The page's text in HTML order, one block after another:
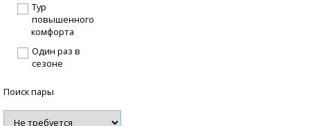
Тур
повышенного
комфорта
Один раз в
сезоне
Поиск пары